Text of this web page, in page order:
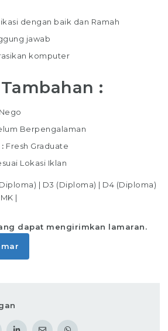
dengan baik dan Ramah
jawab
komputer
:
Berpengalaman
Fresh Graduate
Lokasi Iklan
| D3 (Diploma) | D4 (Diploma)
|
dapat mengirimkan lamaran.